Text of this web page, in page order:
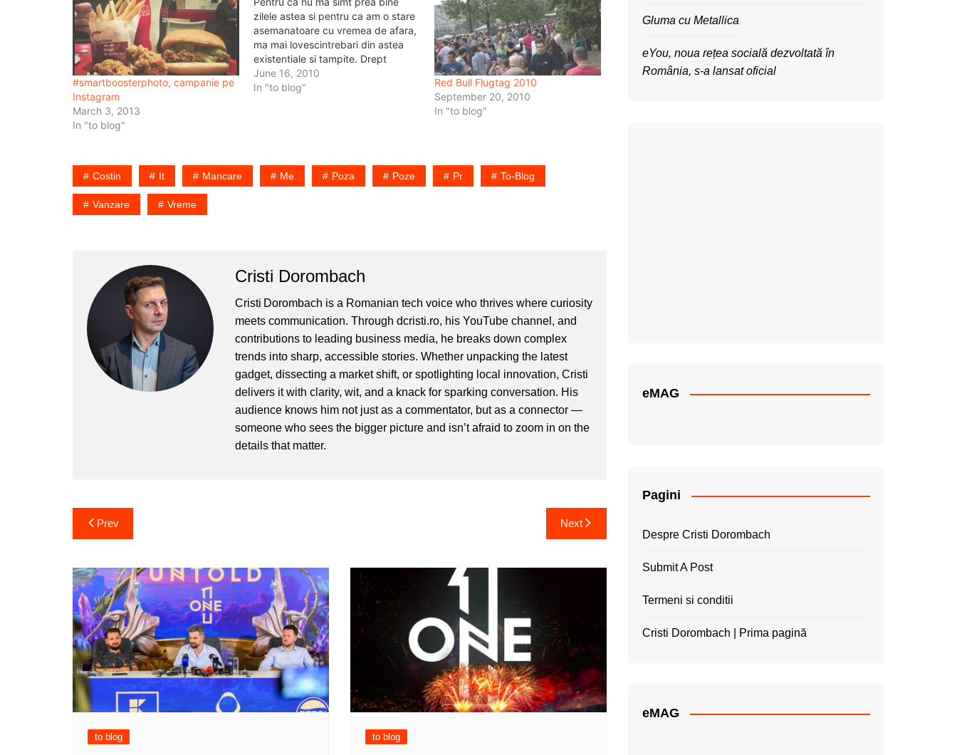
#smartboosterphoto, campanie pe
Instagram
March 3, 2013
In "to blog"
zilele astea si pentru ca am o stare
asemanatoare cu vremea de afara,
ma mai lovescintrebari din astea
existentiale si tampite. Drept
urmare, daca eu nu ma mai intorc
#dinafrica ? Bine, bine, intai trebuie
June 16, 2010
In "to blog"
Red Bull Flugtag 2010
September 20, 2010
In "to blog"
Costin It Mancare Me Poza Poze Pr To-Blog
Vanzare Vreme
Cristi Dorombach
Cristi Dorombach is a Romanian tech voice who thrives where curiosity
meets communication. Through dcristi.ro, his YouTube channel, and
contributions to leading business media, he breaks down complex
trends into sharp, accessible stories. Whether unpacking the latest
gadget, dissecting a market shift, or spotlighting local innovation, Cristi
delivers it with clarity, wit, and a knack for sparking conversation. His
audience knows him not just as a commentator, but as a connector —
someone who sees the bigger picture and isn’t afraid to zoom in on the
details that matter.
Post
navigation
Prev Next
to blog to blog
Gluma cu Metallica
eYou, noua rețea socială dezvoltată în
România, s-a lansat oficial
eMAG
Pagini
Despre Cristi Dorombach
Submit A Post
Termeni si conditii
Cristi Dorombach | Prima pagină
eMAG